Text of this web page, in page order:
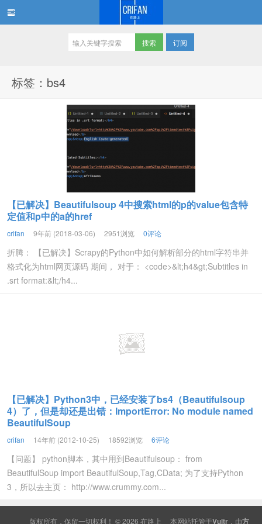
订阅
标签：bs4
【已解决】Beautifulsoup 4中搜索html的p的value包含特
定值和p中的a的href
crifan 9年前 (2018-03-06) 2951浏览 0评论
折腾： 【已解决】Scrapy的Python中如何解析部分的html字符串并
格式化为html网页源码 期间， 对于： <code>&lt;h4&gt;Subtitles in
.srt format:&lt;/h4...
【已解决】Python3中，已经安装了bs4（Beautifulsoup
4）了，但是却还是出错：ImportError: No module named
BeautifulSoup
crifan 14年前 (2012-10-25) 18592浏览 6评论
【问题】 python脚本，其中用到Beautifulsoup： from
BeautifulSoup import BeautifulSoup,Tag,CData; 为了支持Python
3，所以去主页： http://www.crummy.com...
版权所有，保留一切权利！ © 2026 在路上 本网站托管于Vultr ，由方